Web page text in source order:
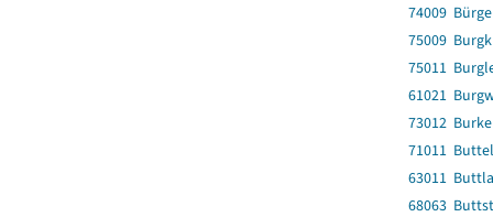
74009
75009 Burgk
75011
61021
73012
71011
63011
68063